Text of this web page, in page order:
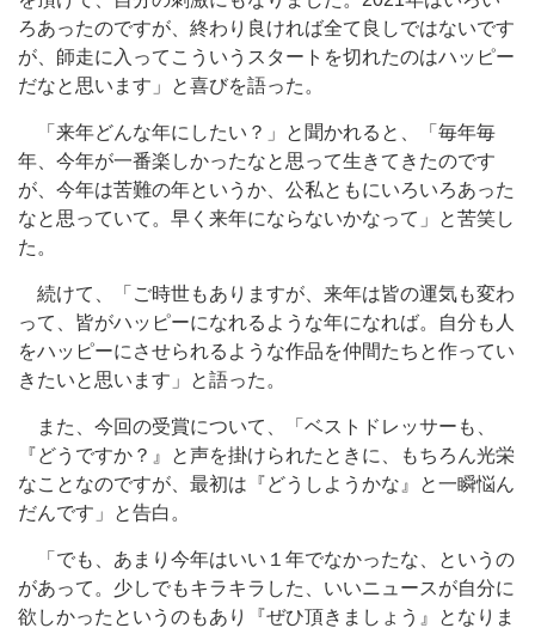
ろあったのですが、終わり良ければ全て良しではないです
が、師走に入ってこういうスタートを切れたのはハッピー
だなと思います」と喜びを語った。
「来年どんな年にしたい？」と聞かれると、「毎年毎
年、今年が一番楽しかったなと思って生きてきたのです
が、今年は苦難の年というか、公私ともにいろいろあった
なと思っていて。早く来年にならないかなって」と苦笑し
た。
続けて、「ご時世もありますが、来年は皆の運気も変わ
って、皆がハッピーになれるような年になれば。自分も人
をハッピーにさせられるような作品を仲間たちと作ってい
きたいと思います」と語った。
また、今回の受賞について、「ベストドレッサーも、
『どうですか？』と声を掛けられたときに、もちろん光栄
なことなのですが、最初は『どうしようかな』と一瞬悩ん
だんです」と告白。
「でも、あまり今年はいい１年でなかったな、というの
があって。少しでもキラキラした、いいニュースが自分に
欲しかったというのもあり『ぜひ頂きましょう』となりま